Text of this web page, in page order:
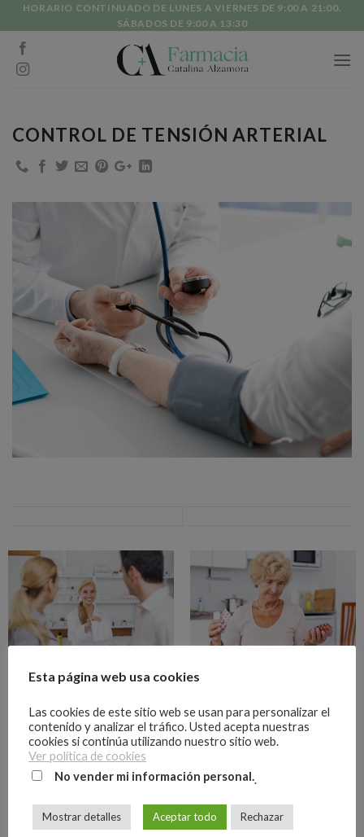
to
content
HORARIO CONTINUADO DE LUNES A VIERNES DE 9:00 A 21:00.
SÁBADOS DE 9:00 A 13:30
CONTROL DE TENSIÓN ARTERIAL
ASESORAMIENTO
Esta página web usa cookies
Las cookies de este sitio web se usan para personalizar el
contenido y analizar el tráfico. Usted acepta nuestras
cookies si continúa utilizando nuestro sitio web.
Ver política de cookies
No vender mi información personal..
Mostrar detalles Aceptar todo Rechazar